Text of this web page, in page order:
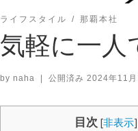
ライフスタイル 那覇本社
気軽に一人
by naha 公開済み 2024年11月
目次 [非表示]